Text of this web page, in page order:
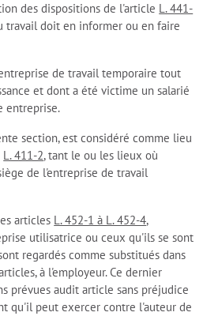
des dispositions de l'article L. 441-
travail doit en informer ou en faire
de travail temporaire tout
et dont a été victime un salarié
entreprise.
section, est considéré comme lieu
L. 411-2, tant le ou les lieux où
de l'entreprise de travail
articles L. 452-1 à L. 452-4,
utilisatrice ou ceux qu'ils se sont
regardés comme substitués dans
à l'employeur. Ce dernier
prévues audit article sans préjudice
qu'il peut exercer contre l'auteur de